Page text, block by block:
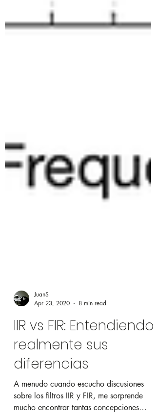
JuanS
Apr 23, 2020
8 min read
IIR vs FIR: Entendiendo
realmente sus
diferencias